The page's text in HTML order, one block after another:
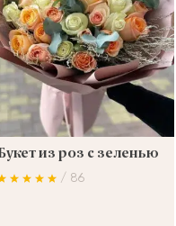
Букет из роз с зеленью
/ 86